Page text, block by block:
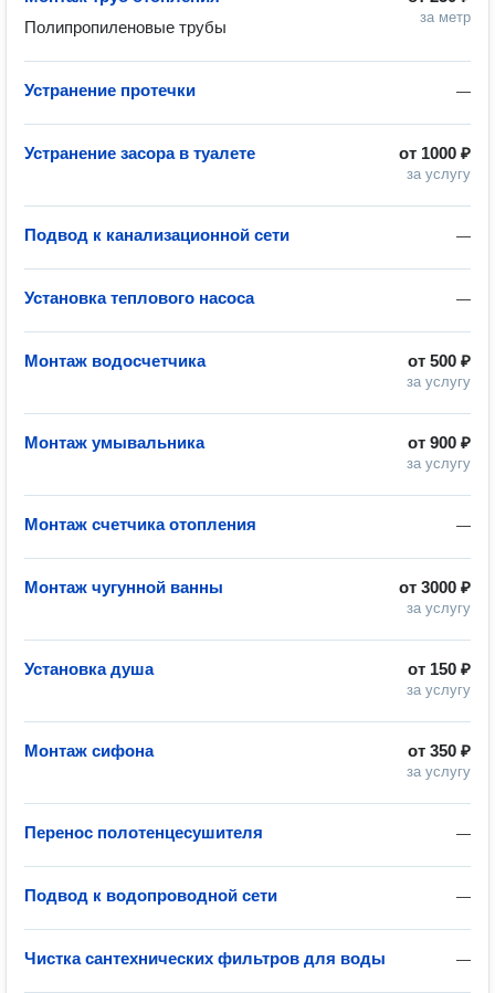
за метр
Полипропиленовые трубы
—
Устранение протечки
от 1000 ₽
за услугу
Устранение засора в туалете
—
Подвод к канализационной сети
—
Установка теплового насоса
от 500 ₽
за услугу
Монтаж водосчетчика
от 900 ₽
за услугу
Монтаж умывальника
—
Монтаж счетчика отопления
от 3000 ₽
за услугу
Монтаж чугунной ванны
от 150 ₽
за услугу
Установка душа
от 350 ₽
за услугу
Монтаж сифона
—
Перенос полотенцесушителя
—
Подвод к водопроводной сети
—
Чистка сантехнических фильтров для воды